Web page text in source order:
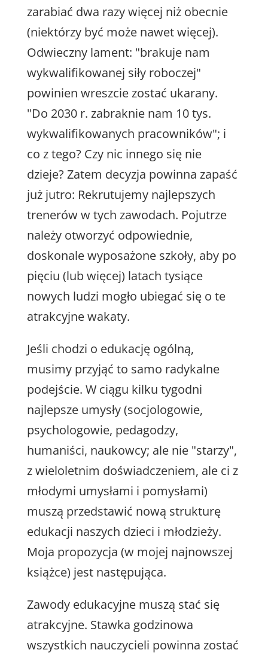
zarabiać dwa razy więcej niż obecnie
(niektórzy być może nawet więcej).
Odwieczny lament: "brakuje nam
wykwalifikowanej siły roboczej"
powinien wreszcie zostać ukarany.
"Do 2030 r. zabraknie nam 10 tys.
wykwalifikowanych pracowników"; i
co z tego? Czy nic innego się nie
dzieje? Zatem decyzja powinna zapaść
już jutro: Rekrutujemy najlepszych
trenerów w tych zawodach. Pojutrze
należy otworzyć odpowiednie,
doskonale wyposażone szkoły, aby po
pięciu (lub więcej) latach tysiące
nowych ludzi mogło ubiegać się o te
atrakcyjne wakaty.
Jeśli chodzi o edukację ogólną,
musimy przyjąć to samo radykalne
podejście. W ciągu kilku tygodni
najlepsze umysły (socjologowie,
psychologowie, pedagodzy,
humaniści, naukowcy; ale nie "starzy",
z wieloletnim doświadczeniem, ale ci z
młodymi umysłami i pomysłami)
muszą przedstawić nową strukturę
edukacji naszych dzieci i młodzieży.
Moja propozycja (w mojej najnowszej
książce) jest następująca.
Zawody edukacyjne muszą stać się
atrakcyjne. Stawka godzinowa
wszystkich nauczycieli powinna zostać